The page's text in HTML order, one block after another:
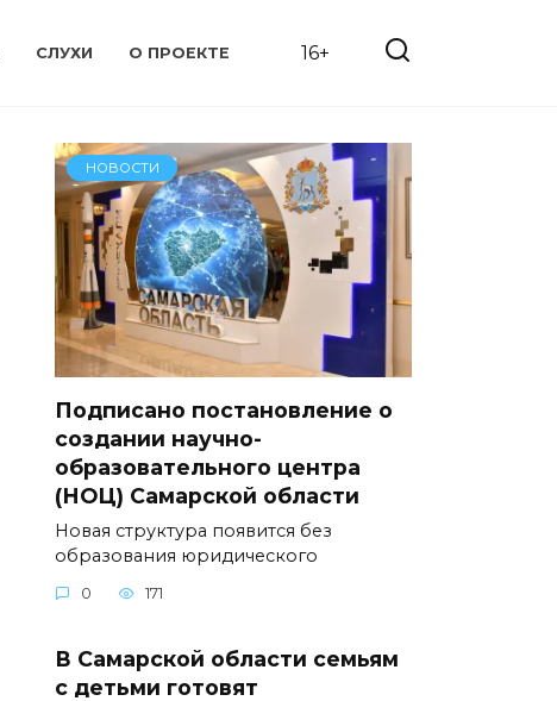
СЛУХИ О ПРОЕКТЕ 16+
НОВОСТИ
Подписано постановление о
создании научно-
образовательного центра
(НОЦ) Самарской области
Новая структура появится без
образования юридического
0 171
В Самарской области семьям
с детьми готовят